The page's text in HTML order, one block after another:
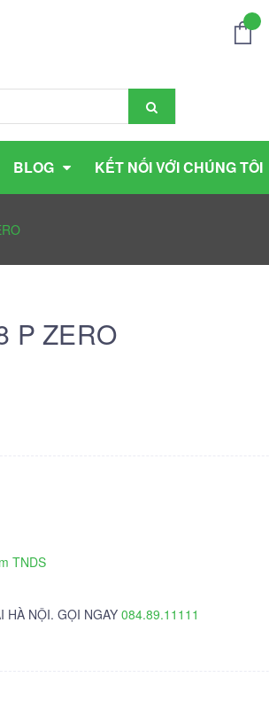
BLOG KẾT NỐI VỚI CHÚNG TÔI
P ZERO
TNDS
HÀ NỘI. GỌI NGAY 084.89.11111